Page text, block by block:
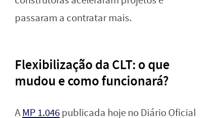
passaram a contratar mais.
Flexibilização da CLT: o que
mudou e como funcionará?
AMP 1.046publicada hoje no Diário Oficial